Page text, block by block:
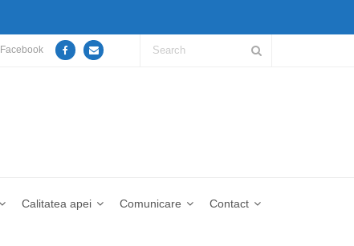
Facebook
Calitatea apei Comunicare Contact